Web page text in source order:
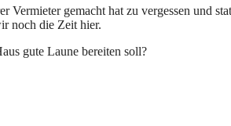
gemacht hat zu vergessen und
noch die Zeit hier.
gute Laune bereiten soll?